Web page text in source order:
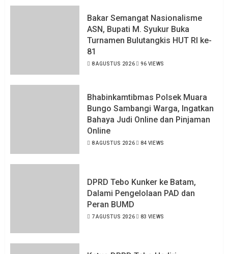
Bakar Semangat Nasionalisme
ASN, Bupati M. Syukur Buka
Turnamen Bulutangkis HUT RI ke-
81
8 AGUSTUS 2026 96 VIEWS
Bhabinkamtibmas Polsek Muara
Bungo Sambangi Warga, Ingatkan
Bahaya Judi Online dan Pinjaman
Online
8 AGUSTUS 2026 84 VIEWS
DPRD Tebo Kunker ke Batam,
Dalami Pengelolaan PAD dan
Peran BUMD
7 AGUSTUS 2026 83 VIEWS